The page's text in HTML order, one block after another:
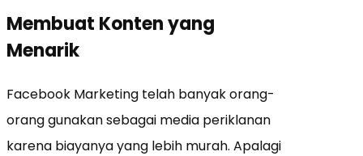
Membuat Konten yang
Menarik
Facebook Marketing telah banyak orang-
orang gunakan sebagai media periklanan
karena biayanya yang lebih murah. Apalagi